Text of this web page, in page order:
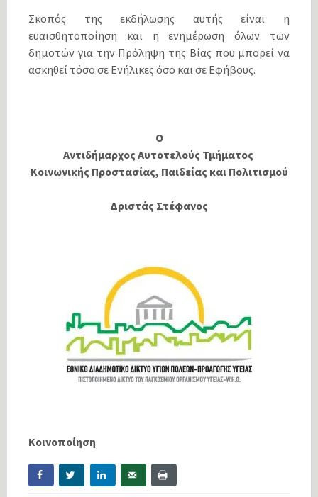
Σκοπός της εκδήλωσης αυτής είναι η
ευαισθητοποίηση και η ενημέρωση όλων των
δημοτών για την Πρόληψη της Βίας που μπορεί να
ασκηθεί τόσο σε Ενήλικες όσο και σε Εφήβους.
Ο
Αντιδήμαρχος Αυτοτελούς Τμήματος
Κοινωνικής Προστασίας, Παιδείας και Πολιτισμού
Δριστάς Στέφανος
Κοινοποίηση